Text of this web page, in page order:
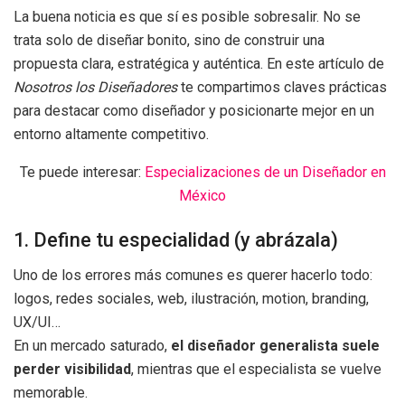
La buena noticia es que sí es posible sobresalir. No se
trata solo de diseñar bonito, sino de construir una
propuesta clara, estratégica y auténtica. En este artículo de
Nosotros los Diseñadoreste compartimos claves prácticas
para destacar como diseñador y posicionarte mejor en un
entorno altamente competitivo.
Te puede interesar: Especializaciones de un Diseñador en
México
1. Define tu especialidad (y abrázala)
Uno de los errores más comunes es querer hacerlo todo:
logos, redes sociales, web, ilustración, motion, branding,
UX/UI…
En un mercado saturado, el diseñador generalista suele
perder visibilidad, mientras que el especialista se vuelve
memorable.